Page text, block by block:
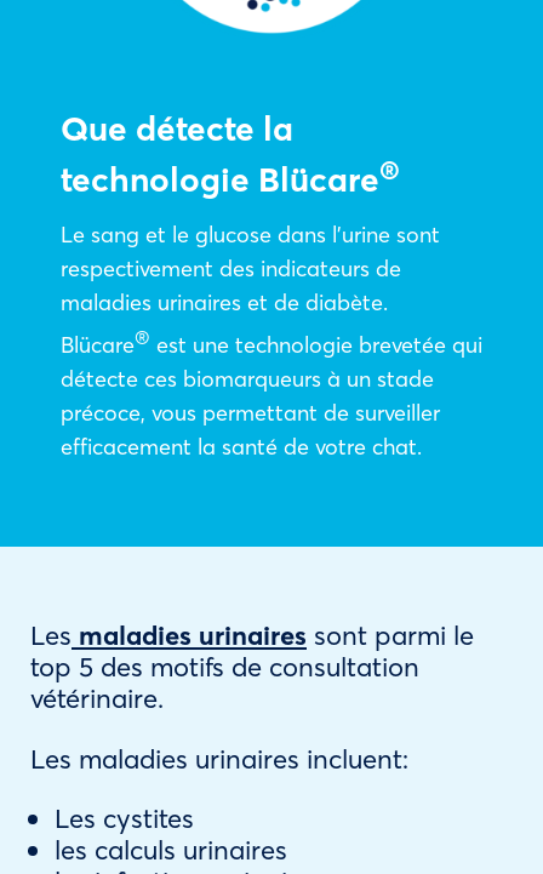
Que détecte la
technologie Blücare®
Le sang et le glucose dans l’urine sont
respectivement des indicateurs de
maladies urinaires et de diabète.
Blücare® est une technologie brevetée qui
détecte ces biomarqueurs à un stade
précoce, vous permettant de surveiller
efficacement la santé de votre chat.
Les maladies urinaires sont parmi le
top 5 des motifs de consultation
vétérinaire.
Les maladies urinaires incluent:
Les cystites
les calculs urinaires